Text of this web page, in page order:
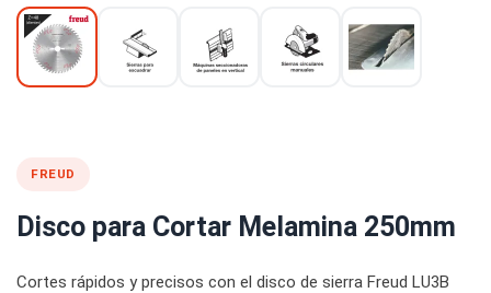
FREUD
Disco para Cortar Melamina 250mm
Cortes rápidos y precisos con el disco de sierra Freud LU3B